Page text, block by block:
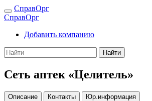
СправОрг
СправОрг
Добавить компанию
Найти
Сеть аптек «Целитель»
Описание Контакты
Юр.информация